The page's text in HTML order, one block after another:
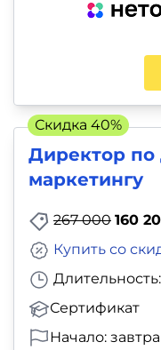
Директор по
маркетингу
267 000 160
Длительность:
Сертификат
Купить со
Начало: завтра
Скидка 40%